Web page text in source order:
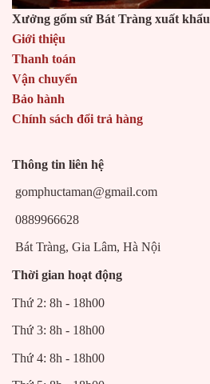
Xưởng gốm sứ Bát Tràng xuất khẩu
Giới thiệu
Thanh toán
Vận chuyển
Bảo hành
Chính sách đổi trả hàng
Thông tin liên hệ
gomphuctaman@gmail.com
0889966628
Bát Tràng, Gia Lâm, Hà Nội
Thời gian hoạt động
Thứ 2: 8h - 18h00
Thứ 3: 8h - 18h00
Thứ 4: 8h - 18h00